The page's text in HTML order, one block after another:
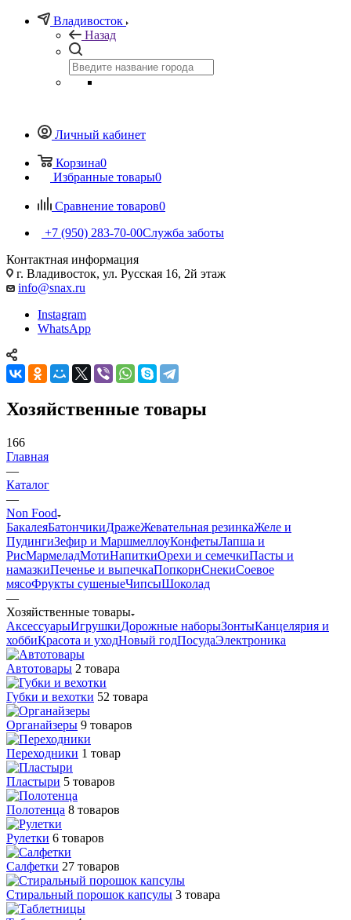
Владивосток
Назад
Личный кабинет
Корзина0
Избранные товары0
Сравнение товаров0
+7 (950) 283-70-00Служба заботы
Контактная информация
г. Владивосток, ул. Русская 16, 2й этаж
info@snax.ru
Instagram
WhatsApp
Хозяйственные товары
166
Главная
—
Каталог
—
Non Food
БакалеяБатончикиДражеЖевательная резинкаЖеле и
ПудингиЗефир и МаршмеллоуКонфетыЛапша и
РисМармеладМотиНапиткиОрехи и семечкиПасты и
намазкиПеченье и выпечкаПопкорнСнекиСоевое
мясоФрукты сушеныеЧипсыШоколад
—
Хозяйственные товары
АксессуарыИгрушкиДорожные наборыЗонтыКанцелярия и
хоббиКрасота и уходНовый годПосудаЭлектроника
Автотовары 2 товара
Губки и вехотки 52 товара
Органайзеры 9 товаров
Переходники 1 товар
Пластыри 5 товаров
Полотенца 8 товаров
Рулетки 6 товаров
Салфетки 27 товаров
Стиральный порошок капсулы 3 товара